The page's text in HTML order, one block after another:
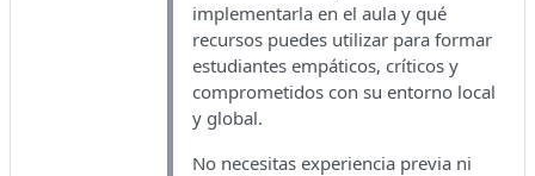
implementarla en el aula y qué
recursos puedes utilizar para formar
estudiantes empáticos, críticos y
comprometidos con su entorno local
y global.
No necesitas experiencia previa ni